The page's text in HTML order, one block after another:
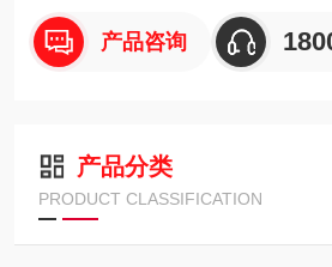
产品咨询
产品分类
PRODUCT CLASSIFICATION